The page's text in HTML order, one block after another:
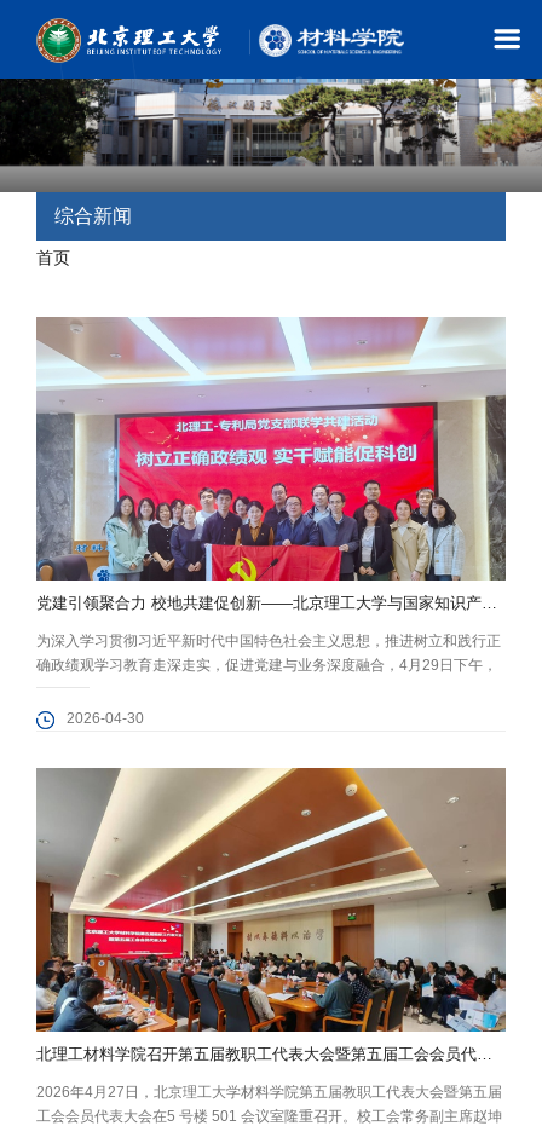
综合新闻
首页
为深入学习贯彻习近平新时代中国特色社会主义思想，推进树立和践行正
确政绩观学习教育走深走实，促进党建与业务深度融合，4月29日下午，
北京理工大学与国家知识产权局专利局开展联学共建交流活动。北理工材
料学院高分子材料系党支部、北理工技术转移部党支部和国家知识产权局
持，在介绍与会...
2026-04-30
北理工材料学院召开第五届教职工代表大会暨第五届工会会员代表大会
2026年4月27日，北京理工大学材料学院第五届教职工代表大会暨第五届
工会会员代表大会在5 号楼 501 会议室隆重召开。校工会常务副主席赵坤